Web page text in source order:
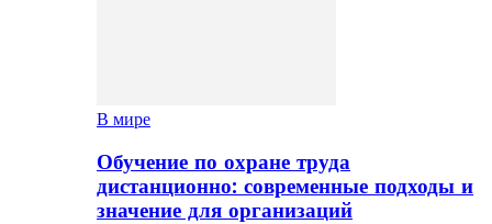
В мире
Обучение по охране труда
дистанционно: современные подходы и
значение для организаций